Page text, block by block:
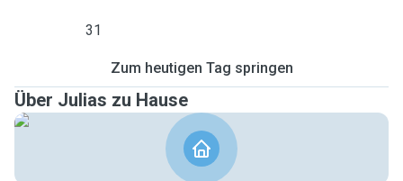
31
Zum heutigen Tag springen
Über Julias zu Hause